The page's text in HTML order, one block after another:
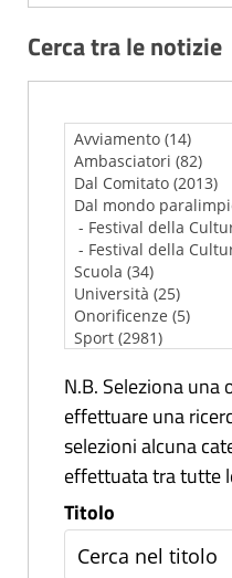
Cerca tra le notizie
N.B. Seleziona una
effettuare una
selezioni alcuna
effettuata tra tutte
Titolo